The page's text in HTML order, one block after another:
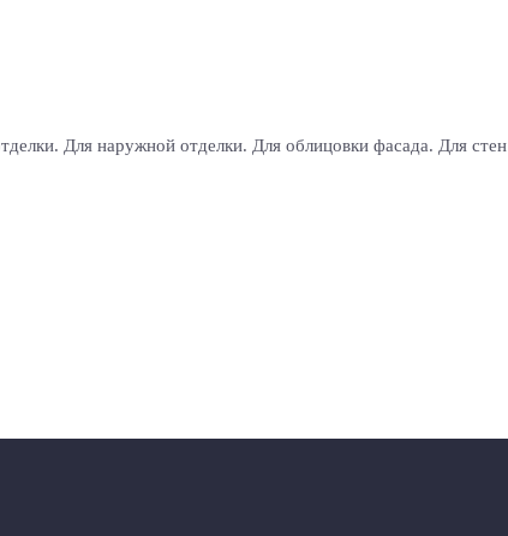
Для наружной отделки. Для облицовки фасада. Для стен